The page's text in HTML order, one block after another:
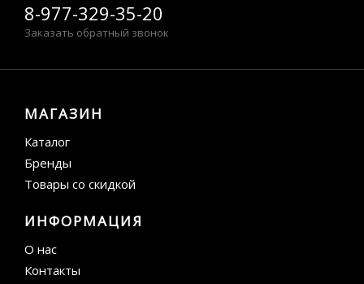
8-977-329-35-20
Заказать обратный звонок
МАГАЗИН
Каталог
Бренды
Товары со скидкой
ИНФОРМАЦИЯ
О нас
Контакты